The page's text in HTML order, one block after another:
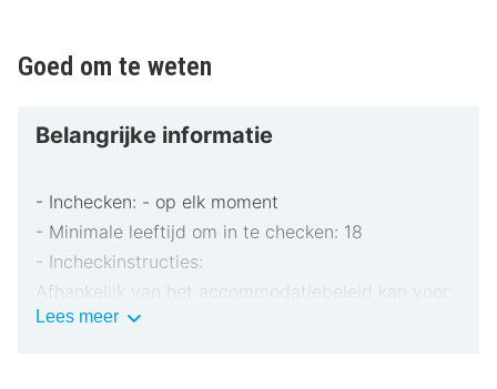
Goed om te weten
Belangrijke informatie
- Inchecken: - op elk moment
- Minimale leeftijd om in te checken: 18
- Incheckinstructies:
Afhankelijk van het accommodatiebeleid kan voor
extra personen een toeslag in rekening worden
Lees meerBelangrijke